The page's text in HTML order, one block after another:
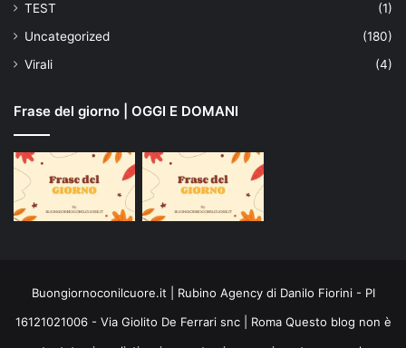
TEST
(1)
Uncategorized
(180)
Virali
(4)
Frase del giorno | OGGI E DOMANI
Buongiornoconilcuore.it | Rubino Agency di Danilo Fiorini - PI
16121021006 - Via Giolito De Ferrari snc | Roma Questo blog non è